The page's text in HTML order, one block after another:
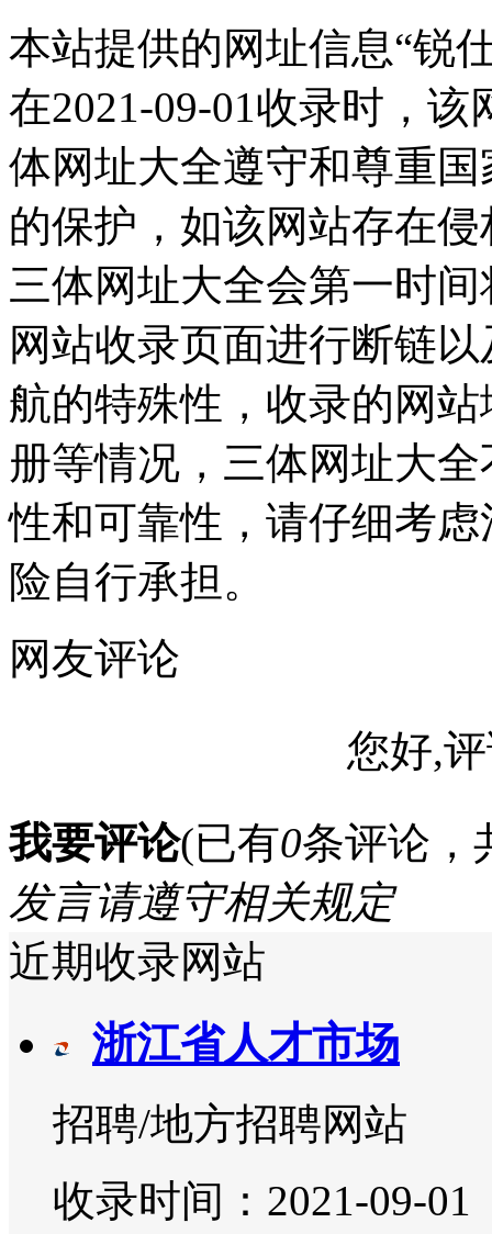
本站提供的网址信息“锐
在2021-09-01收录时，
体网址大全遵守和尊重
的保护，如该网站存在
三体网址大全会第一时
网站收录页面进行断链
航的特殊性，收录的网
册等情况，三体网址大
性和可靠性，请仔细考
险自行承担。
网友评论
您好,
我要评论(已有0条评论，
发言请遵守相关规定
近期收录网站
浙江省人才市场
招聘/地方招聘网站
收录时间：2021-09-01